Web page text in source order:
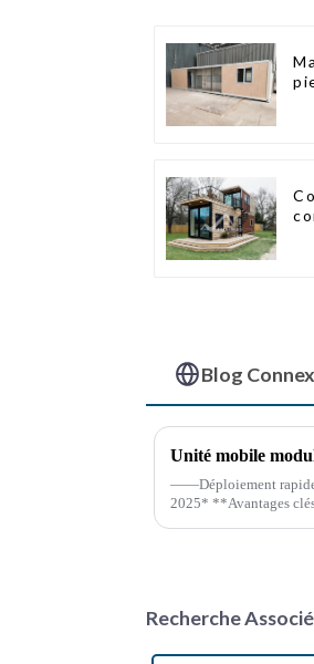
Blog
——Déploiement
2025* **Avantages
Recherche